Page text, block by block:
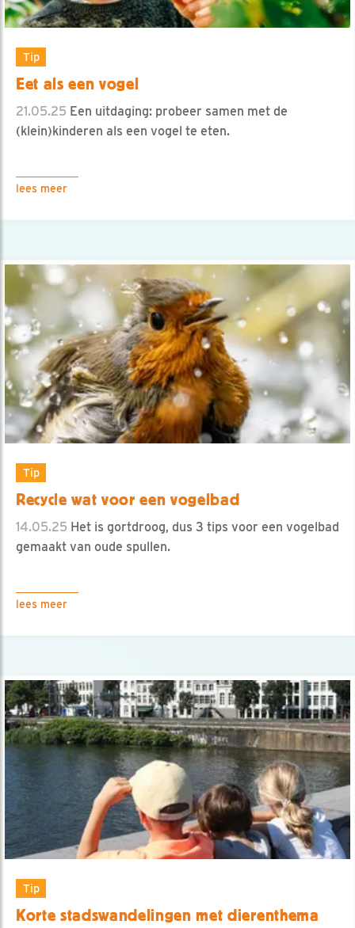
Tip
Eet als een vogel
21.05.25 Een uitdaging: probeer samen met de
(klein)kinderen als een vogel te eten.
lees meer
Tip
Recycle wat voor een vogelbad
14.05.25 Het is gortdroog, dus 3 tips voor een vogelbad
gemaakt van oude spullen.
lees meer
Tip
Korte stadswandelingen met dierenthema